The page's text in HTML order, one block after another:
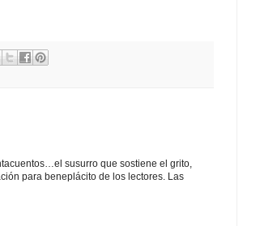
susurro que sostiene el grito,
para beneplácito de los lectores. Las